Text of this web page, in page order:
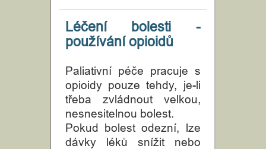
Léčení bolesti -
používání opioidů
Paliativní péče pracuje s
opioidy pouze tehdy, je-li
třeba zvládnout velkou,
nesnesitelnou bolest.
Pokud bolest odezní, lze
dávky léků snížit nebo